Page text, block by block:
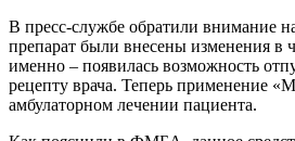
В пресс-службе обратили внимание
препарат были внесены изменения в
именно – появилась возможность
рецепту врача. Теперь применение
амбулаторном лечении пациента.